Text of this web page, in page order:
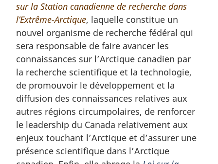
sur la Station canadienne de recherche dans
l’Extrême-Arctique, laquelle constitue un
nouvel organisme de recherche fédéral qui
sera responsable de faire avancer les
connaissances sur l’Arctique canadien par
la recherche scientifique et la technologie,
de promouvoir le développement et la
diffusion des connaissances relatives aux
autres régions circumpolaires, de renforcer
le leadership du Canada relativement aux
enjeux touchant l’Arctique et d’assurer une
présence scientifique dans l’Arctique